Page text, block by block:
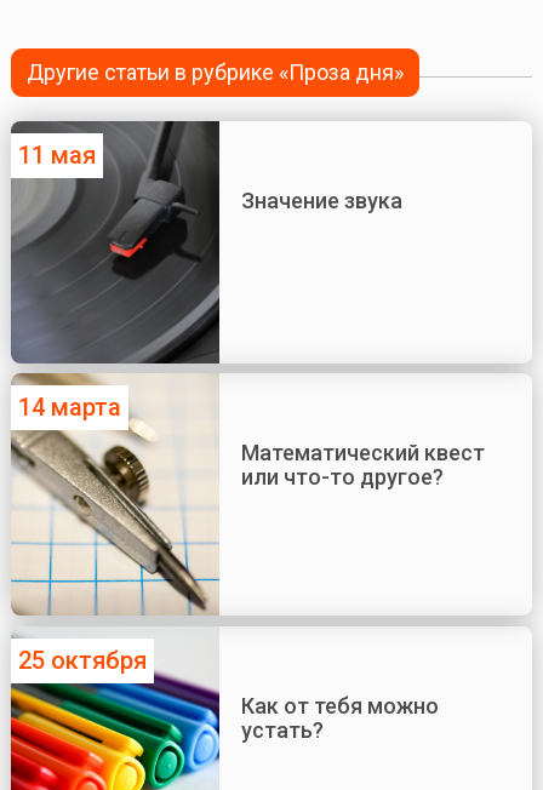
Другие статьи в рубрике «Проза дня»
11 мая
Значение звука
14 марта
Математический квест
или что-то другое?
25 октября
Как от тебя можно
устать?